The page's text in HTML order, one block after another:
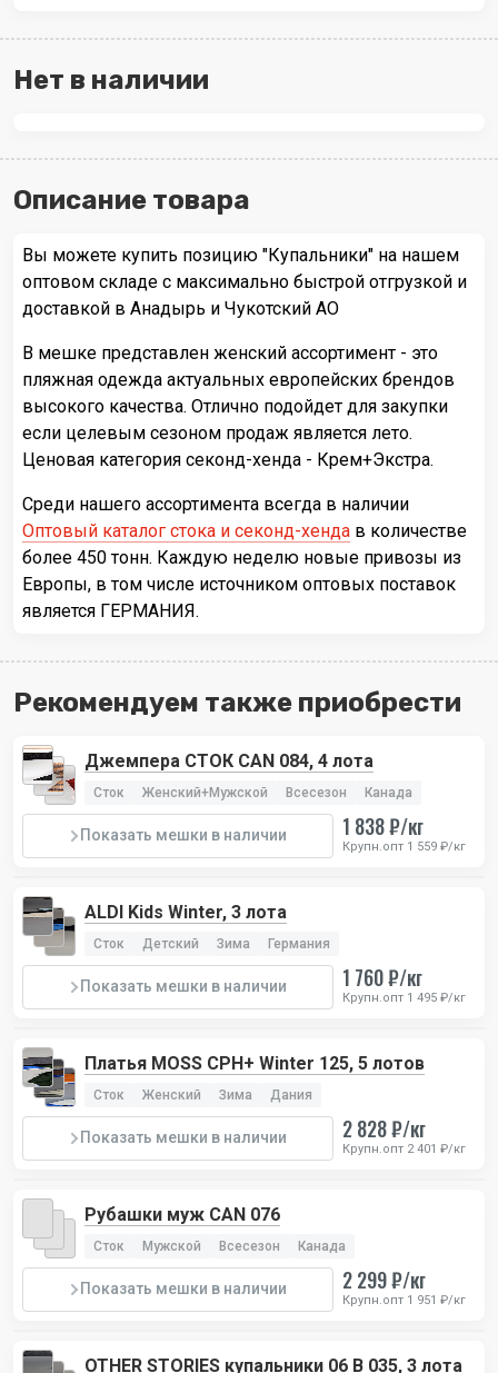
Нет в наличии
Описание товара
Вы можете купить позицию "Купальники" на нашем
оптовом складе с максимально быстрой отгрузкой и
доставкой в Анадырь и Чукотский АО
В мешке представлен женский ассортимент - это
пляжная одежда актуальных европейских брендов
высокого качества. Отлично подойдет для закупки
если целевым сезоном продаж является лето.
Ценовая категория секонд-хенда - Крем+Экстра.
Среди нашего ассортимента всегда в наличии
Оптовый каталог стока и секонд-хенда в количестве
более 450 тонн. Каждую неделю новые привозы из
Европы, в том числе источником оптовых поставок
является ГЕРМАНИЯ.
Рекомендуем также приобрести
Джемпера СТОК CAN 084, 4 лота
Сток Женский+Мужской Всесезон Канада
Показать мешки в наличии 1 838 ₽/кг
Крупн.опт 1 559 ₽/кг
ALDI Kids Winter, 3 лота
Сток Детский Зима Германия
Показать мешки в наличии 1 760 ₽/кг
Крупн.опт 1 495 ₽/кг
Платья MOSS CPH+ Winter 125, 5 лотов
Сток Женский Зима Дания
Показать мешки в наличии 2 828 ₽/кг
Крупн.опт 2 401 ₽/кг
Рубашки муж CAN 076
Сток Мужской Всесезон Канада
Показать мешки в наличии 2 299 ₽/кг
Крупн.опт 1 951 ₽/кг
OTHER STORIES купальники 06 B 035, 3 лота